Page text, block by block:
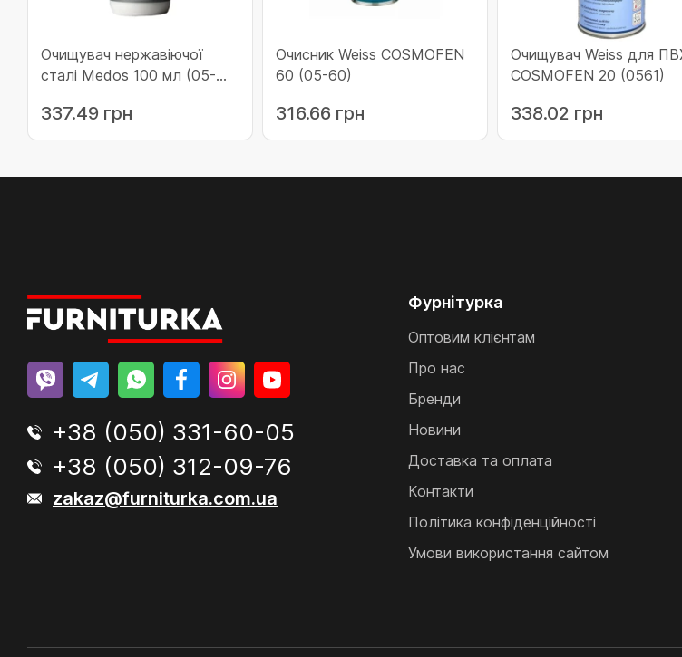
Очищувач нержавіючої
сталі Medos 100 мл (05-
337.49 грн
Очисник Weiss COSMOFEN
60 (05-60)
316.66 грн
Очищувач Weiss для
COSMOFEN 20 (0561)
338.02 грн
+38 (050) 331-60-05
+38 (050) 312-09-76
zakaz@furniturka.com.ua
Фурнітурка
Оптовим клієнтам
Про нас
Бренди
Новини
Доставка та оплата
Контакти
Політика конфіденційності
Умови використання сайтом